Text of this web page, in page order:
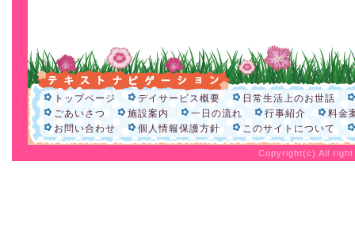
トップページ デイサービス概要
日常生活上のお世話
ごあいさつ
施設案内 一日の流れ 行事紹介
料金
お問い合わせ
個人情報保護方針 このサイトについて
Copyright(c) All